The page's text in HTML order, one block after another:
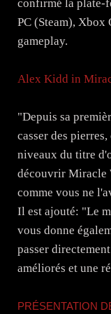
confirmé la plate-
PC (Steam), Xbox
gameplay.
Alex Kidd in
"Depuis sa
casser des
niveaux du titre
découvrir Miracle
comme vous ne
Il est ajouté: "Le
vous donne
passer
améliorés et une
PRÉSENTATION